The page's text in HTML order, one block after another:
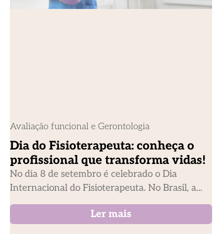
Avaliação funcional e Gerontologia
Dia do Fisioterapeuta: conheça o
profissional que transforma vidas!
No dia 8 de setembro é celebrado o Dia
Internacional do Fisioterapeuta. No Brasil, a...
Ler mais